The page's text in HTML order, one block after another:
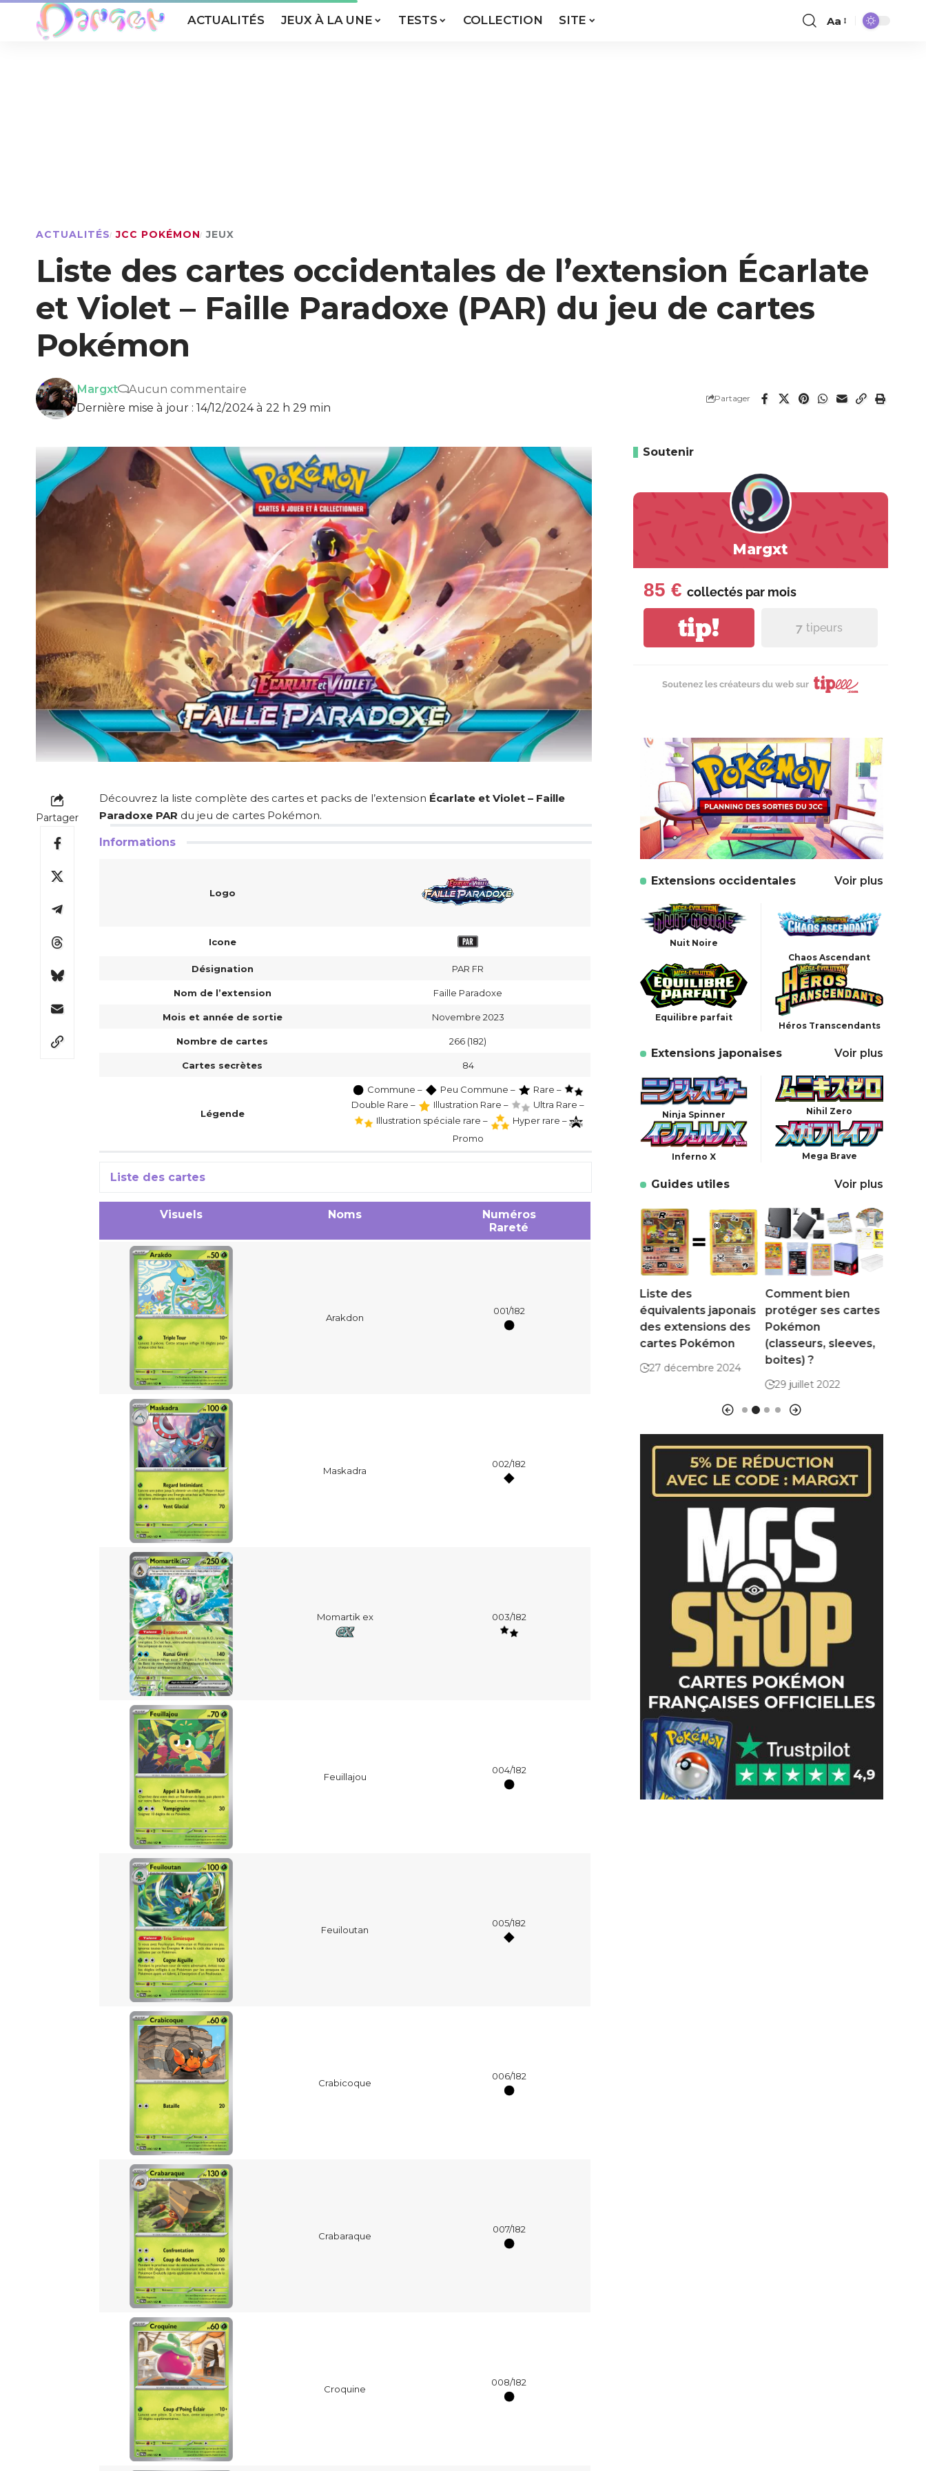
ACTUALITÉS JEUX À LA UNE TESTS COLLECTION SITE Aa
ACTUALITÉS JCC POKÉMON JEUX
Liste des cartes occidentales de l’extension Écarlate
et Violet – Faille Paradoxe (PAR) du jeu de cartes
Pokémon
Dernière mise à jour : 14/12/2024 à 22 h 29 min
Margxt Aucun commentaire
Partager
Partager
Découvrez la liste complète des cartes et packs de l’extension Écarlate et Violet – Faille
Paradoxe PAR du jeu de cartes Pokémon.
Informations
Logo
Icone
Désignation PAR FR
Nom de l’extension Faille Paradoxe
Mois et année de sortie Novembre 2023
Nombre de cartes 266 (182)
Cartes secrètes 84
Légende
Commune – Peu Commune –
Rare –
Double Rare –
Illustration Rare –
Ultra Rare –
Illustration spéciale rare –
Hyper rare –
Promo
Liste des cartes
Visuels Noms
Numéros
Rareté
Arakdon
001/182
Maskadra
002/182
Momartik ex 003/182
Feuillajou
004/182
Feuiloutan
005/182
Crabicoque
006/182
Crabaraque
007/182
Croquine
008/182
Soutenir
Margxt
85 € collectés par mois
tip! 7 tipeurs
Soutenez les créateurs du web sur
Extensions occidentales Voir plus
Nuit Noire
Chaos Ascendant
Equilibre parfait
Héros Transcendants
Extensions japonaises Voir plus
Ninja Spinner Nihil Zero
Inferno X Mega Brave
Guides utiles Voir plus
ses cartes Pokémon
Liste des
équivalents japonais
des extensions des
cartes Pokémon
27 décembre 2024
Comment bien
protéger ses cartes
Pokémon
(classeurs, sleeves,
boites) ?
29 juillet 2022